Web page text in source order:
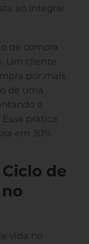
ao integrar
de compra
Um cliente
por mais
de uma
a
prática
em 30%.
de
vida no